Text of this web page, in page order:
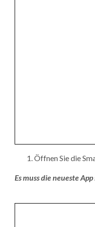
Öffnen Sie die
Es muss die neueste